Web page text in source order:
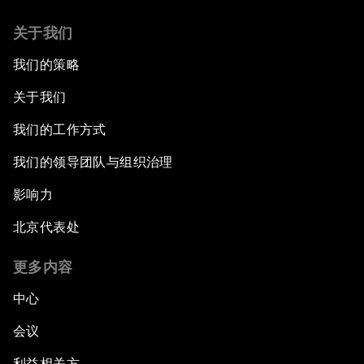
关于我们
我们的策略
关于我们
我们的工作方式
我们的领导团队与组织治理
影响力
北京代表处
更多内容
中心
会议